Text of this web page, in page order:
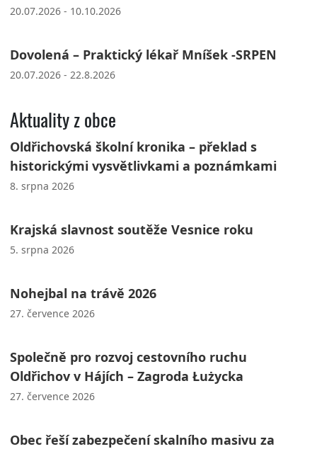
20.07.2026 - 10.10.2026
Dovolená – Praktický lékař Mníšek -SRPEN
20.07.2026 - 22.8.2026
Aktuality z obce
Oldřichovská školní kronika – překlad s
historickými vysvětlivkami a poznámkami
8. srpna 2026
Krajská slavnost soutěže Vesnice roku
5. srpna 2026
Nohejbal na trávě 2026
27. července 2026
Společně pro rozvoj cestovního ruchu
Oldřichov v Hájích – Zagroda Łużycka
27. července 2026
Obec řeší zabezpečení skalního masivu za